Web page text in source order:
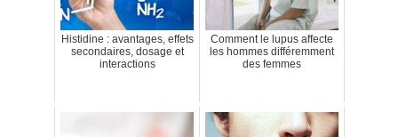
Histidine : avantages, effets
secondaires, dosage et
interactions
Comment le lupus affecte
les hommes différemment
des femmes